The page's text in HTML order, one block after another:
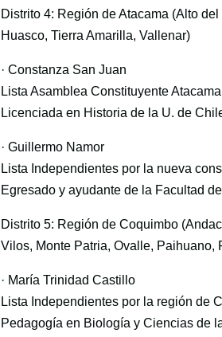
Distrito 4: Región de Atacama (Alto
Huasco, Tierra Amarilla, Vallenar)
· Constanza San Juan
Lista Asamblea Constituyente Atacama
Licenciada en Historia de la U. de
· Guillermo Namor
Lista Independientes por la nueva
Egresado y ayudante de la Facultad
Distrito 5: Región de Coquimbo
Vilos, Monte Patria, Ovalle,
· María Trinidad Castillo
Lista Independientes por la región de
Pedagogía en Biología y Ciencias de